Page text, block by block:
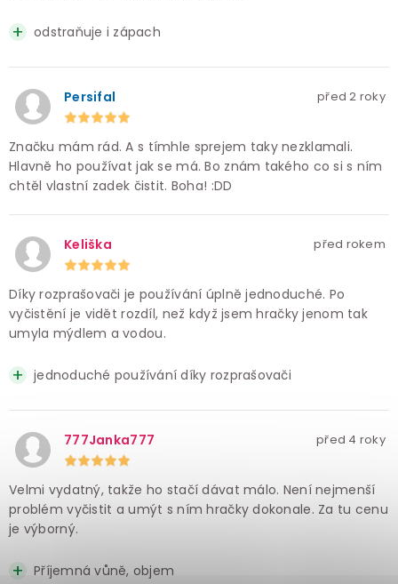
odstraňuje i zápach
Persifal před 2 roky
Značku mám rád. A s tímhle sprejem taky nezklamali.
Hlavně ho používat jak se má. Bo znám takého co si s ním
chtěl vlastní zadek čistit. Boha! :DD
Keliška před rokem
Díky rozprašovači je používání úplně jednoduché. Po
vyčistění je vidět rozdíl, než když jsem hračky jenom tak
umyla mýdlem a vodou.
jednoduché používání díky rozprašovači
777Janka777 před 4 roky
Velmi vydatný, takže ho stačí dávat málo. Není nejmenší
problém vyčistit a umýt s ním hračky dokonale. Za tu cenu
je výborný.
Příjemná vůně, objem